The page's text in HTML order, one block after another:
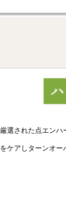
厳選された点エン
をケアしターンオー